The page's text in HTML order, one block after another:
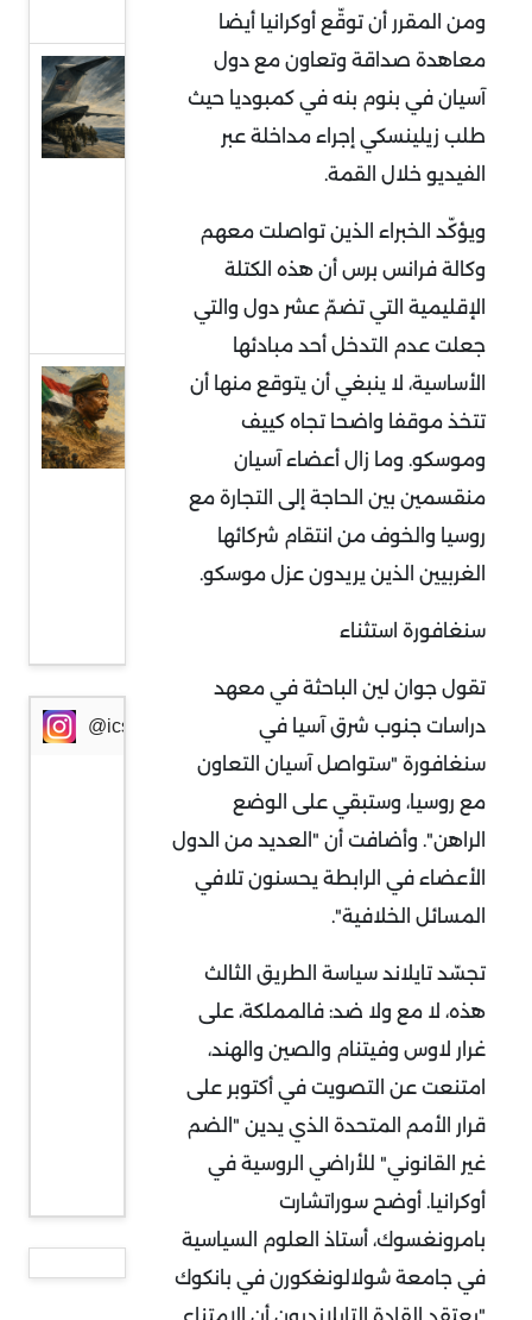
ومن المقرر أن توقّع أوكرانيا أيضا
معاهدة صداقة وتعاون مع دول
آسيان في بنوم بنه في كمبوديا حيث
طلب زيلينسكي إجراء مداخلة عبر
الفيديو خلال القمة.
ويؤكّد الخبراء الذين تواصلت معهم
وكالة فرانس برس أن هذه الكتلة
الإقليمية التي تضمّ عشر دول والتي
جعلت عدم التدخل أحد مبادئها
الأساسية، لا ينبغي أن يتوقع منها أن
تتخذ موقفا واضحا تجاه كييف
وموسكو. وما زال أعضاء آسيان
منقسمين بين الحاجة إلى التجارة مع
روسيا والخوف من انتقام شركائها
الغربيين الذين يريدون عزل موسكو.
سنغافورة استثناء
تقول جوان لين الباحثة في معهد
دراسات جنوب شرق آسيا في
سنغافورة "ستواصل آسيان التعاون
مع روسيا، وستبقي على الوضع
الراهن". وأضافت أن "العديد من الدول
الأعضاء في الرابطة يحسنون تلافي
المسائل الخلافية".
تجسّد تايلاند سياسة الطريق الثالث
هذه، لا مع ولا ضد: فالمملكة، على
غرار لاوس وفيتنام والصين والهند،
امتنعت عن التصويت في أكتوبر على
قرار الأمم المتحدة الذي يدين "الضم
غير القانوني" للأراضي الروسية في
أوكرانيا. أوضح سوراتشارت
بامرونغسوك، أستاذ العلوم السياسية
في جامعة شولالونغكورن في بانكوك
الأحمر
قراءة
في
توقعات
أميركية
أوروبا
السودان
مواجهة
جديدة
في
@icssresearch